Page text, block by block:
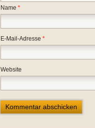
Name *
E-Mail-Adresse *
Website